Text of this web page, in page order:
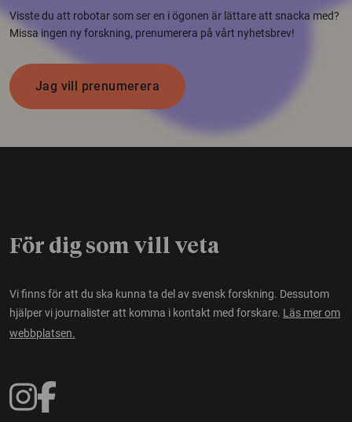
Visste du att robotar som ser en i ögonen är lättare att snacka med?
Missa ingen ny forskning, prenumerera på vårt nyhetsbrev!
Jag vill prenumerera
För dig som vill veta
Vi finns för att du ska kunna ta del av svensk forskning. Dessutom
hjälper vi journalister att komma i kontakt med forskare. Läs mer om
webbplatsen.